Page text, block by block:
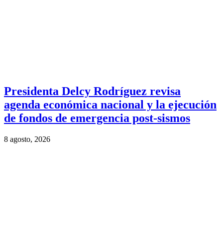
Presidenta Delcy Rodríguez revisa
agenda económica nacional y la ejecución
de fondos de emergencia post-sismos
8 agosto, 2026